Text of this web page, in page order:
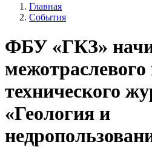
Строка
навигации
Главная
События
ФБУ «ГКЗ»
межотраслевого
технического
«Геология и